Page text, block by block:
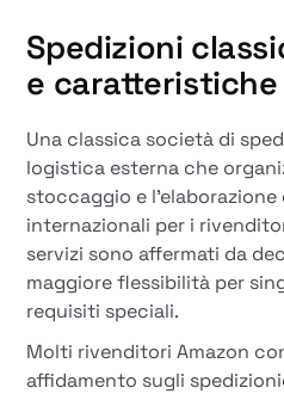
Spedizioni
e caratteristiche
Una classica società di
logistica esterna che
stoccaggio e l'elaborazione
internazionali per i
servizi sono affermati da
maggiore flessibilità per
requisiti speciali.
Molti rivenditori Amazon
affidamento sugli